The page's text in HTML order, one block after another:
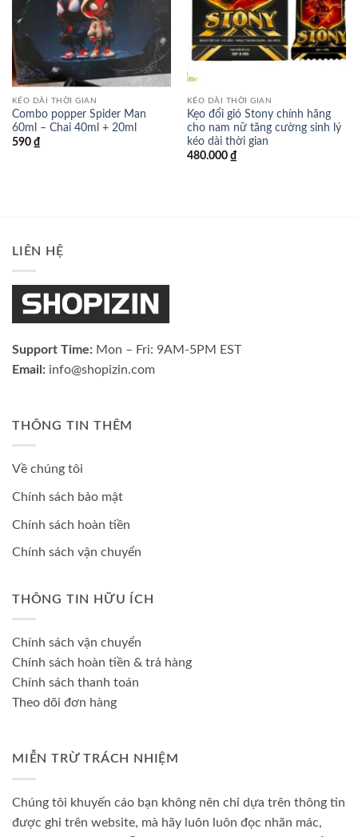
KÉO DÀI THỜI GIAN
Combo popper Spider Man
60ml – Chai 40ml + 20ml
590 ₫
KÉO DÀI THỜI GIAN
Kẹo đổi gió Stony chính hãng
cho nam nữ tăng cường sinh lý
kéo dài thời gian
480.000 ₫
LIÊN HỆ
Support Time: Mon – Fri: 9AM-5PM EST
Email: info@shopizin.com
THÔNG TIN THÊM
Về chúng tôi
Chính sách bảo mật
Chính sách hoàn tiền
Chính sách vận chuyển
THÔNG TIN HỮU ÍCH
Chính sách vận chuyển
Chính sách hoàn tiền & trả hàng
Chính sách thanh toán
Theo dõi đơn hàng
MIỄN TRỪ TRÁCH NHIỆM
Chúng tôi khuyến cáo bạn không nên chỉ dựa trên thông tin
được ghi trên website, mà hãy luôn luôn đọc nhãn mác,